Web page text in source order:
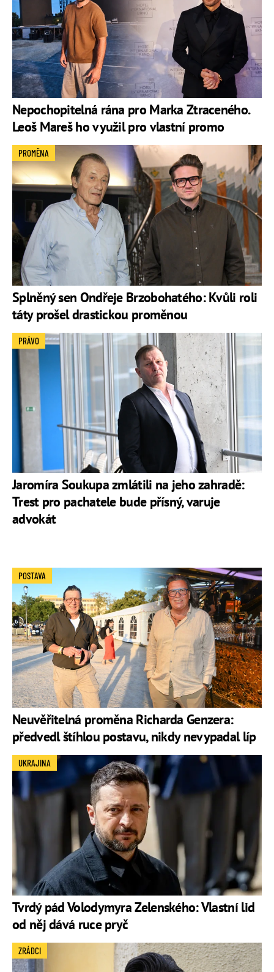
Nepochopitelná rána pro Marka Ztraceného.
Leoš Mareš ho využil pro vlastní promo
Splněný sen Ondřeje Brzobohatého: Kvůli roli
táty prošel drastickou proměnou
PROMĚNA
Jaromíra Soukupa zmlátili na jeho zahradě:
Trest pro pachatele bude přísný, varuje
advokát
PRÁVO
Neuvěřitelná proměna Richarda Genzera:
předvedl štíhlou postavu, nikdy nevypadal líp
POSTAVA
Tvrdý pád Volodymyra Zelenského: Vlastní lid
od něj dává ruce pryč
UKRAJINA
ZRÁDCI